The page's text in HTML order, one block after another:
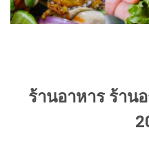
ร้านอาหาร ร้าน